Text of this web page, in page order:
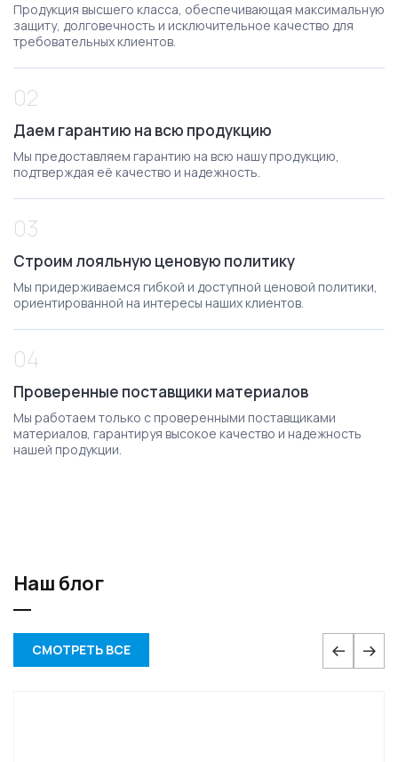
Продукция высшего класса, обеспечивающая максимальную
защиту, долговечность и исключительное качество для
требовательных клиентов.
02
Даем гарантию на всю продукцию
Мы предоставляем гарантию на всю нашу продукцию,
подтверждая её качество и надежность.
03
Строим лояльную ценовую политику
Мы придерживаемся гибкой и доступной ценовой политики,
ориентированной на интересы наших клиентов.
04
Проверенные поставщики материалов
Мы работаем только с проверенными поставщиками
материалов, гарантируя высокое качество и надежность
нашей продукции.
Наш блог
СМОТРЕТЬ ВСЕ